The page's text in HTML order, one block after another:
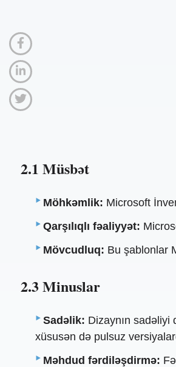
2.1 Müsbət
Möhkəmlik: Microsoft
Qarşılıqlı fəaliyyət:
Mövcudluq: Bu şablonlar
2.3 Minuslar
Sadəlik: Dizaynın sadəliyi
xüsusən də pulsuz
Məhdud fərdiləşdirmə: